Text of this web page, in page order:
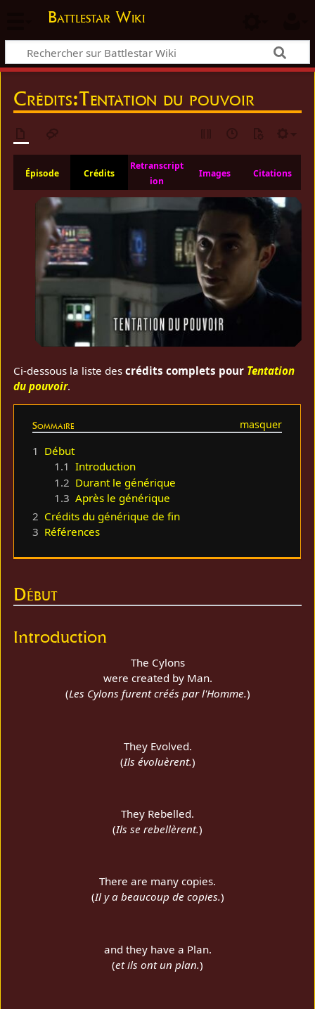
Battlestar Wiki
Crédits:Tentation du pouvoir
Épisode Crédits
Retranscript
ion
Images Citations
Ci-dessous la liste descrédits complets pour Tentation
du pouvoir.
Sommaire
1 Début
1.1 Introduction
1.2 Durant le générique
1.3 Après le générique
2 Crédits du générique de fin
3 Références
Début
Introduction
The Cylons
were created by Man.
(Les Cylons furent créés par l'Homme.)
They Evolved.
(Ils évoluèrent.)
They Rebelled.
(Ils se rebellèrent.)
There are many copies.
(Il y a beaucoup de copies.)
and they have a Plan.
(et ils ont un plan.)